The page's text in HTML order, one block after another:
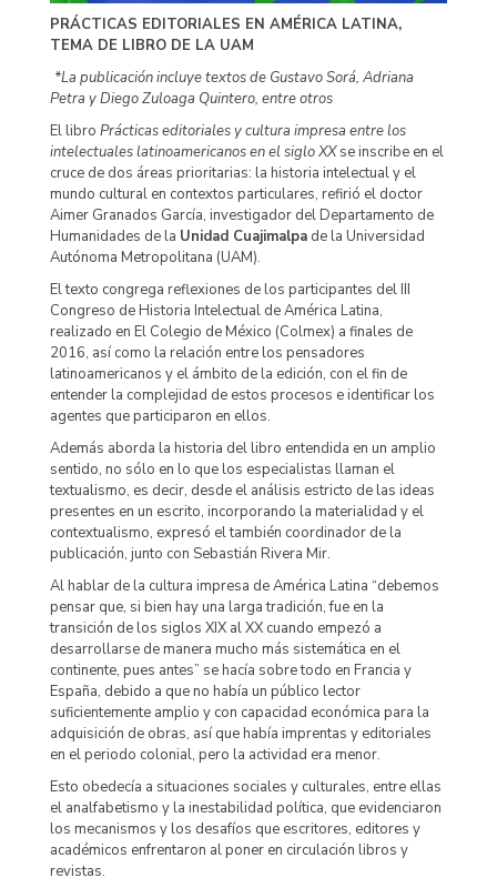
PRÁCTICAS EDITORIALES EN AMÉRICA LATINA,
TEMA DE LIBRO DE LA UAM
*La publicación incluye textos de Gustavo Sorá, Adriana
Petra y Diego Zuloaga Quintero, entre otros
El libro Prácticas editoriales y cultura impresa entre los
intelectuales latinoamericanos en el siglo XXse inscribe en el
cruce de dos áreas prioritarias: la historia intelectual y el
mundo cultural en contextos particulares, refirió el doctor
Aimer Granados García, investigador del Departamento de
Humanidades de la Unidad Cuajimalpa de la Universidad
Autónoma Metropolitana (UAM).
El texto congrega reflexiones de los participantes del III
Congreso de Historia Intelectual de América Latina,
realizado en El Colegio de México (Colmex) a finales de
2016, así como la relación entre los pensadores
latinoamericanos y el ámbito de la edición, con el fin de
entender la complejidad de estos procesos e identificar los
agentes que participaron en ellos.
Además aborda la historia del libro entendida en un amplio
sentido, no sólo en lo que los especialistas llaman el
textualismo, es decir, desde el análisis estricto de las ideas
presentes en un escrito, incorporando la materialidad y el
contextualismo, expresó el también coordinador de la
publicación, junto con Sebastián Rivera Mir.
Al hablar de la cultura impresa de América Latina “debemos
pensar que, si bien hay una larga tradición, fue en la
transición de los siglos XIX al XX cuando empezó a
desarrollarse de manera mucho más sistemática en el
continente, pues antes” se hacía sobre todo en Francia y
España, debido a que no había un público lector
suficientemente amplio y con capacidad económica para la
adquisición de obras, así que había imprentas y editoriales
en el periodo colonial, pero la actividad era menor.
Esto obedecía a situaciones sociales y culturales, entre ellas
el analfabetismo y la inestabilidad política, que evidenciaron
los mecanismos y los desafíos que escritores, editores y
académicos enfrentaron al poner en circulación libros y
revistas.